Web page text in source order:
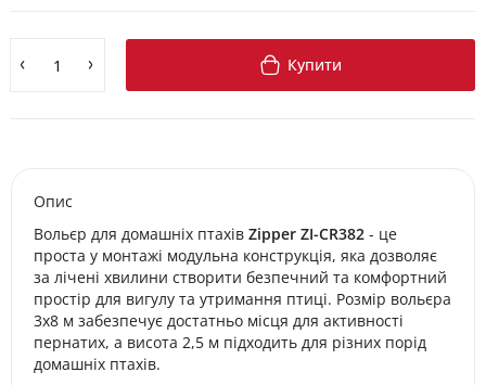
Купити
Опис
Вольєр для домашніх птахів Zipper ZI-CR382 - це
проста у монтажі модульна конструкція, яка дозволяє
за лічені хвилини створити безпечний та комфортний
простір для вигулу та утримання птиці. Розмір вольєра
3х8 м забезпечує достатньо місця для активності
пернатих, а висота 2,5 м підходить для різних порід
домашніх птахів.